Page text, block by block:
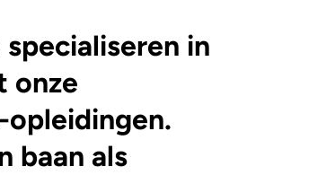
in
onze
opleidingen.
baan als